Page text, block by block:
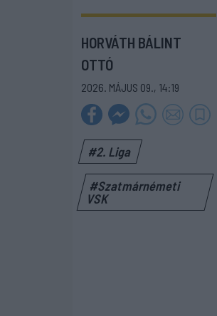
HORVÁTH BÁLINT
OTTÓ
2026. MÁJUS 09., 14:19
#2. Liga
#Szatmárnémeti
VSK